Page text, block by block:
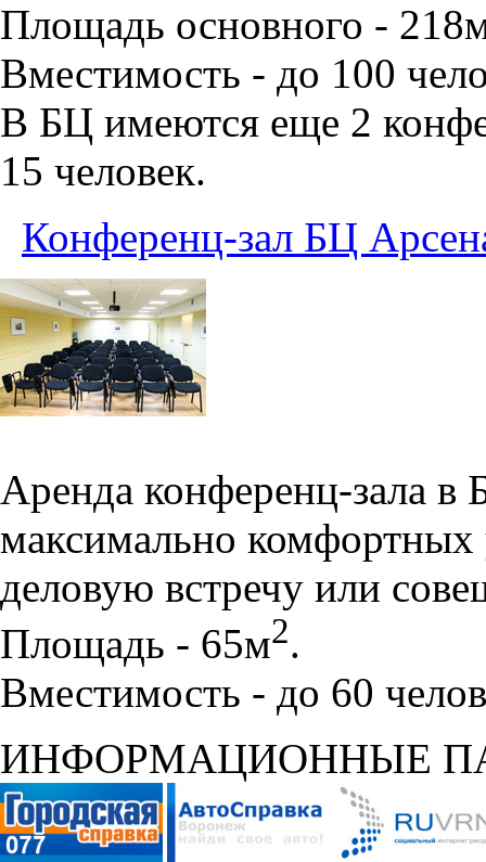
Площадь основного -
Вместимость - до 100
В БЦ имеются еще 2
15 человек.
Конференц-зал БЦ
Аренда конференц-зала в
максимально комфортных
деловую встречу или
Площадь - 65м2.
Вместимость - до 60
ИНФОРМАЦИОННЫЕ